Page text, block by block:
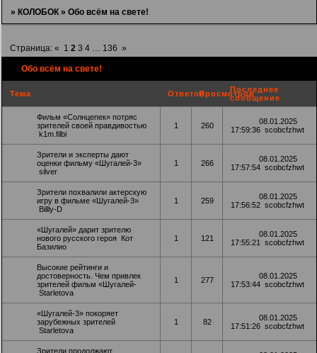
»КОЛОБОК »Обо всём на свете!
Обо всём на свете!
Страница:« 1 2 3 4 … 136 »
Тема ОтветовПросмотровПоследнее
сообщение
Фильм «Солнцепек» потряс
зрителей своей правдивостью
k1m.filbi
1 260
08.01.2025
17:59:36 scobcfzhwt
Зрители и эксперты дают
оценки фильму «Шугалей-3»
silver
1 266
08.01.2025
17:57:54 scobcfzhwt
Зрители похвалили актерскую
игру в фильме «Шугалей-3»
Billly-D
1 259
08.01.2025
17:56:52 scobcfzhwt
«Шугалей» дарит зрителю
нового русского героя Кот
Базилио
1 121
08.01.2025
17:55:21
scobcfzhwt
Высокие рейтинги и
достоверность. Чем привлек
зрителей фильм «Шугалей-
Starletova
1 277
08.01.2025
17:53:44 scobcfzhwt
«Шугалей-3» покоряет
зарубежных зрителей
Starletova
1 82
08.01.2025
17:51:26 scobcfzhwt
Зрители продолжают